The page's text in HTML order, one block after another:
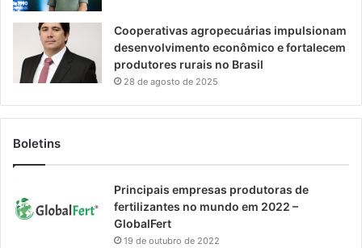
Cooperativas agropecuárias impulsionam
desenvolvimento econômico e fortalecem
produtores rurais no Brasil
28 de agosto de 2025
Boletins
Principais empresas produtoras de
fertilizantes no mundo em 2022 –
GlobalFert
19 de outubro de 2022